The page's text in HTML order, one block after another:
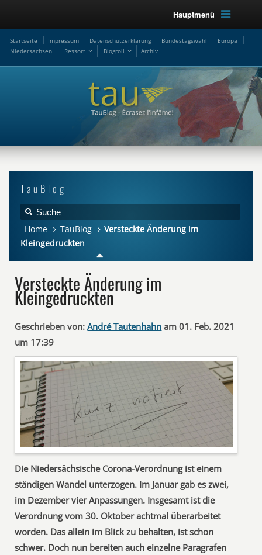
Hauptmenü
Startseite Impressum Datenschutzerklärung Bundestagswahl
Europa
Niedersachsen
Ressort Blogroll Archiv
TauBlog
Home TauBlog
Versteckte Änderung im
Kleingedruckten
Versteckte Änderung im
Kleingedruckten
Geschrieben von: André Tautenhahn am 01. Feb. 2021
um 17:39
Die Niedersächsische Corona-Verordnung ist einem
ständigen Wandel unterzogen. Im Januar gab es zwei,
im Dezember vier Anpassungen. Insgesamt ist die
Verordnung vom 30. Oktober achtmal überarbeitet
worden. Das allein im Blick zu behalten, ist schon
schwer. Doch nun bereiten auch einzelne Paragrafen